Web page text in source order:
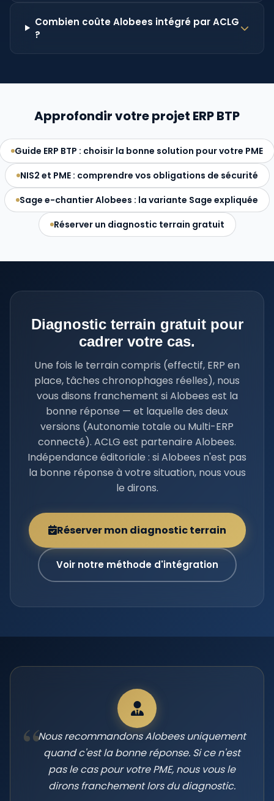
Combien coûte Alobees intégré par ACLG
?
Approfondir votre projet ERP BTP
Guide ERP BTP : choisir la bonne solution pour votre PME
NIS2 et PME : comprendre vos obligations de sécurité
Sage e-chantier Alobees : la variante Sage expliquée
Réserver un diagnostic terrain gratuit
Diagnostic terrain gratuit pour
cadrer votre cas.
Une fois le terrain compris (effectif, ERP en
place, tâches chronophages réelles), nous
vous disons franchement si Alobees est la
bonne réponse — et laquelle des deux
versions (Autonomie totale ou Multi-ERP
connecté). ACLG est partenaire Alobees.
Indépendance éditoriale : si Alobees n'est pas
la bonne réponse à votre situation, nous vous
le dirons.
Réserver mon diagnostic terrain
Voir notre méthode d'intégration
Nous recommandons Alobees uniquement
quand c'est la bonne réponse. Si ce n'est
pas le cas pour votre PME, nous vous le
dirons franchement lors du diagnostic.